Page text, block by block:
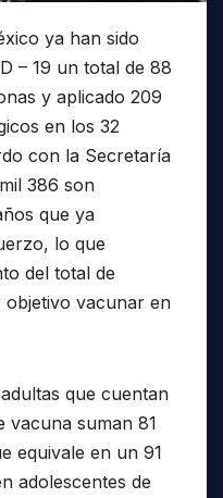
ya han sido
– 19 un total de 88
y aplicado 209
en los 32
con la Secretaría
386 son
que ya
lo que
del total de
objetivo vacunar en
que cuentan
vacuna suman 81
equivale en un 91
adolescentes de